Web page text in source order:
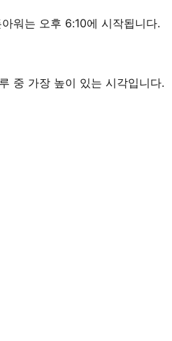
워는 오후 6:10에 시작됩니다.
중 가장 높이 있는 시각입니다.